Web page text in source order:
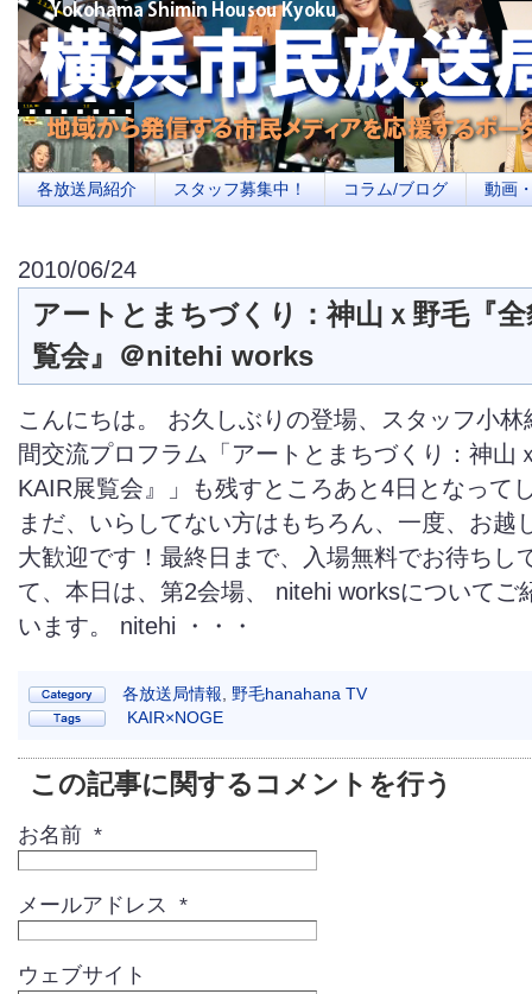
横浜の地域メディア、地域・市民・放送局・メディアを応援するポータルサ
を目指します
各放送局紹介 スタッフ募集中！ コラム/ブログ 動画
2010/06/24
アートとまちづくり：神山ｘ野毛『
覧会』＠nitehi works
こんにちは。 お久しぶりの登場、スタッフ小
間交流プロフラム「アートとまちづくり：神山
KAIR展覧会』」も残すところあと4日となって
まだ、いらしてない方はもちろん、一度、お越
大歓迎です！最終日まで、入場無料でお待ちし
て、本日は、第2会場、 nitehi worksについてご
います。 nitehi ・・・
各放送局情報
野毛hanahana TV
KAIR×NOGE
この記事に関するコメントを行う
お名前 *
メールアドレス *
ウェブサイト